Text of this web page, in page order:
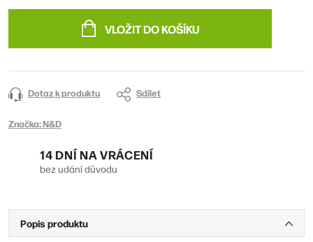
VLOŽIT DO KOŠÍKU
Dotaz k produktu Sdílet
Značka:N&D
14 DNÍ NA VRÁCENÍ
bez udání důvodu
Popis produktu